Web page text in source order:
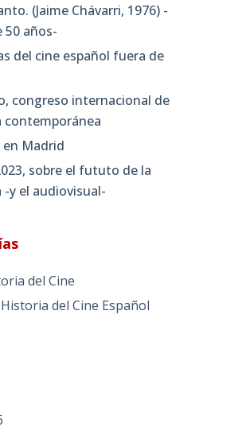
(Jaime Chávarri, 1976) -
50 años-
del cine español fuera de
congreso internacional de
en Madrid
sobre el fututo de la
y el audiovisual-
del Cine
del Cine Español